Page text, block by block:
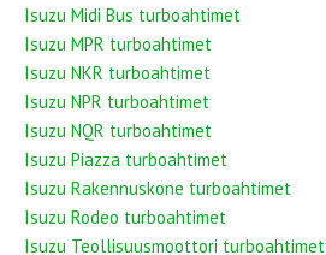
Isuzu Midi Bus turboahtimet
Isuzu MPR turboahtimet
Isuzu NKR turboahtimet
Isuzu NPR turboahtimet
Isuzu NQR turboahtimet
Isuzu Piazza turboahtimet
Isuzu Rakennuskone turboahtimet
Isuzu Rodeo turboahtimet
Isuzu Teollisuusmoottori turboahtimet